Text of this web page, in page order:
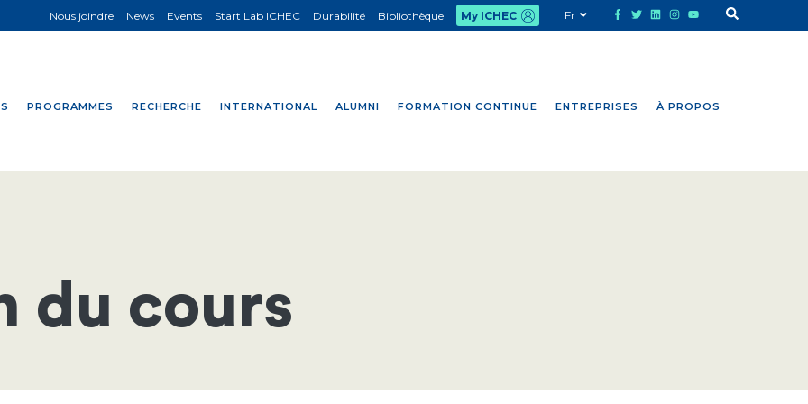
PROGRAMMES RECHERCHE INTERNATIONAL ALUMNI FORMATION CONTINUE ENTREPRISES À PROPOS
Nous joindre News Events Start Lab ICHEC Durabilité Bibliothèque My ICHEC Fr
du cours